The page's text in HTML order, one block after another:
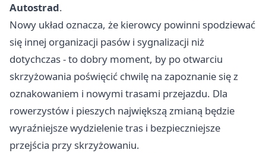
Autostrad.
Nowy układ oznacza, że kierowcy powinni spodziewać
się innej organizacji pasów i sygnalizacji niż
dotychczas - to dobry moment, by po otwarciu
skrzyżowania poświęcić chwilę na zapoznanie się z
oznakowaniem i nowymi trasami przejazdu. Dla
rowerzystów i pieszych największą zmianą będzie
wyraźniejsze wydzielenie tras i bezpieczniejsze
przejścia przy skrzyżowaniu.